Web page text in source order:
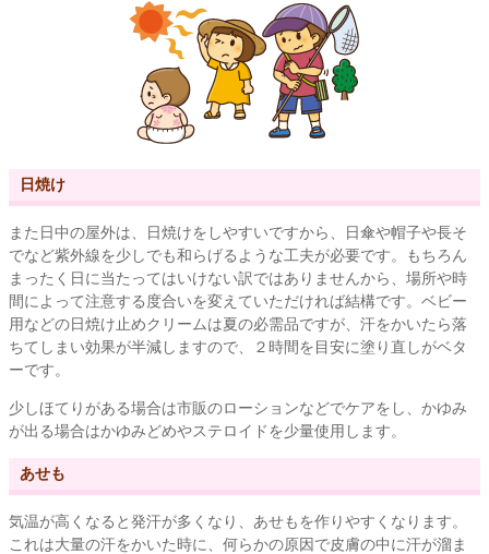
日焼け
また日中の屋外は、日焼けをしやすいですから、日傘や帽子や長そ
でなど紫外線を少しでも和らげるような工夫が必要です。もちろん
まったく日に当たってはいけない訳ではありませんから、場所や時
間によって注意する度合いを変えていただければ結構です。ベビー
用などの日焼け止めクリームは夏の必需品ですが、汗をかいたら落
ちてしまい効果が半減しますので、２時間を目安に塗り直しがベタ
ーです。
少しほてりがある場合は市販のローションなどでケアをし、かゆみ
が出る場合はかゆみどめやステロイドを少量使用します。
あせも
気温が高くなると発汗が多くなり、あせもを作りやすくなります。
これは大量の汗をかいた時に、何らかの原因で皮膚の中に汗が溜ま